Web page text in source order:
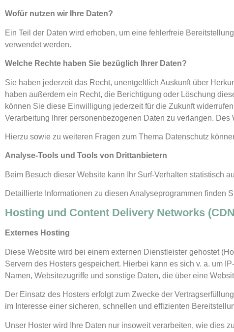
Wofür nutzen wir Ihre Daten?
Ein Teil der Daten wird erhoben, um eine fehlerfreie
verwendet werden.
Welche Rechte haben Sie bezüglich Ihrer Daten?
Sie haben jederzeit das Recht, unentgeltlich Auskunft über
haben außerdem ein Recht, die Berichtigung oder Löschung
können Sie diese Einwilligung jederzeit für die Zukunft
Verarbeitung Ihrer personenbezogenen Daten zu verlangen.
Hierzu sowie zu weiteren Fragen zum Thema Datenschutz
Analyse-Tools und Tools von Dritt­anbietern
Beim Besuch dieser Website kann Ihr Surf-Verhalten statistisch
Detaillierte Informationen zu diesen Analyseprogrammen finden
Hosting und Content Delivery Networks
Externes Hosting
Diese Website wird bei einem externen Dienstleister gehostet
Servern des Hosters gespeichert. Hierbei kann es sich v. a. um
Namen, Websitezugriffe und sonstige Daten, die über eine
Der Einsatz des Hosters erfolgt zum Zwecke der
im Interesse einer sicheren, schnellen und effizienten
Unser Hoster wird Ihre Daten nur insoweit verarbeiten, wie dies